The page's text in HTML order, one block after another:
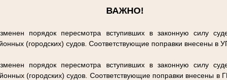
ВАЖНО!
порядок пересмотра вступивших в законную силу
(городских) судов. Соответствующие поправки внесены в
порядок пересмотра вступивших в законную силу
(городских) судов. Соответствующие поправки внесены